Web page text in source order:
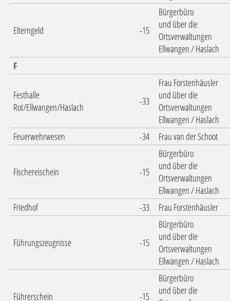
Elterngeld -15
Bürgerbüro
und über die
Ortsverwaltungen
Ellwangen / Haslach
F
Festhalle
Rot/Ellwangen/Haslach
-33
Frau Forstenhäusler
und über die
Ortsverwaltungen
Ellwangen / Haslach
Feuerwehrwesen
-34 Frau van der Schoot
Fischereischein -15
Bürgerbüro
und über die
Ortsverwaltungen
Ellwangen / Haslach
Friedhof
-33 Frau Forstenhäusler
Führungszeugnisse -15
Bürgerbüro
und über die
Ortsverwaltungen
Ellwangen / Haslach
Führerschein -15
Bürgerbüro
und über die